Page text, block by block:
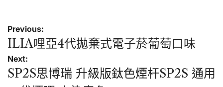
文
章
導
覽
Previous:
ILIA哩亞4代拋棄式電子菸葡萄口味
Next:
SP2S思博瑞 升級版鈦色煙杆SP2S 通用